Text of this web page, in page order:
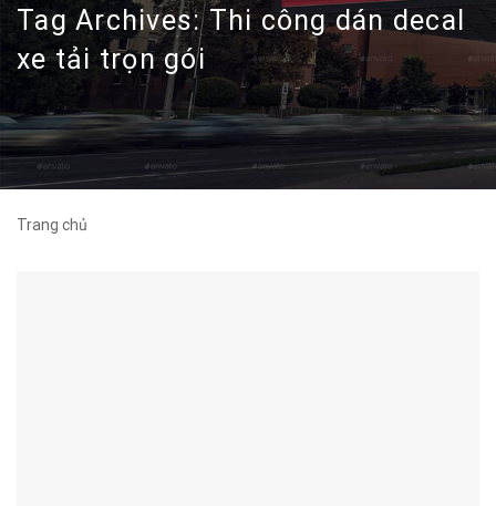
Tag Archives:Thi công dán decal
xe tải trọn gói
Trang chủ